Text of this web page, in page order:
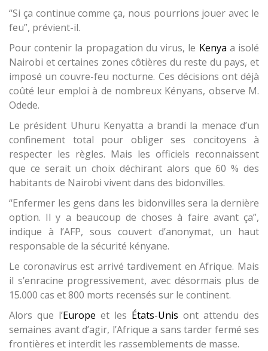
“Si ça continue comme ça, nous pourrions jouer avec le
feu”, prévient-il.
Pour contenir la propagation du virus, le Kenya a isolé
Nairobi et certaines zones côtières du reste du pays, et
imposé un couvre-feu nocturne. Ces décisions ont déjà
coûté leur emploi à de nombreux Kényans, observe M.
Odede.
Le président Uhuru Kenyatta a brandi la menace d’un
confinement total pour obliger ses concitoyens à
respecter les règles. Mais les officiels reconnaissent
que ce serait un choix déchirant alors que 60 % des
habitants de Nairobi vivent dans des bidonvilles.
“Enfermer les gens dans les bidonvilles sera la dernière
option. Il y a beaucoup de choses à faire avant ça”,
indique à l’AFP, sous couvert d’anonymat, un haut
responsable de la sécurité kényane.
Le coronavirus est arrivé tardivement en Afrique. Mais
il s’enracine progressivement, avec désormais plus de
15.000 cas et 800 morts recensés sur le continent.
Alors que l’Europe et les États-Unis ont attendu des
semaines avant d’agir, l’Afrique a sans tarder fermé ses
frontières et interdit les rassemblements de masse.